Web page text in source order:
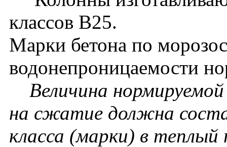
классов В25.
Марки бетона по
водонепроницаемости
Величина
на сжатие должна
класса (марки) в теплый